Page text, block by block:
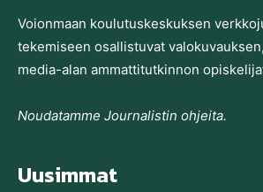
Voionmaan koulutu­skeskuksen
tekemiseen osallistuvat
media-alan ammatti­tutkinnon
Noudatamme Journalistin ohjeita.
Uusimmat